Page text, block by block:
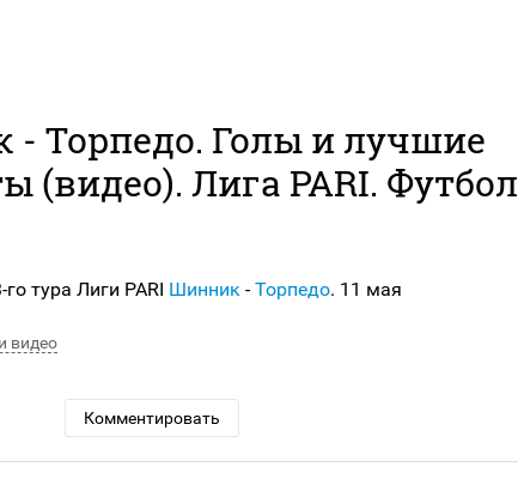
Торпедо. Голы и лучшие
(видео). Лига PARI. Футбол
тура Лиги PARI Шинник -Торпедо. 11 мая
видео
Комментировать